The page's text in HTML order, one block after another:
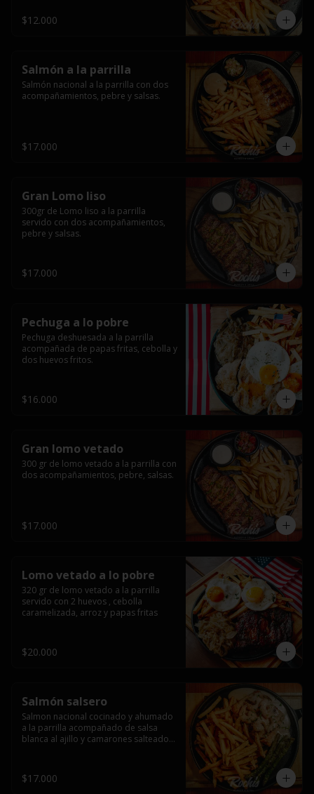
$12.000
Salmón a la parrilla
Salmón nacional a la parrilla con dos
acompañamientos, pebre y salsas.
$17.000
Gran Lomo liso
300gr de Lomo liso a la parrilla
servido con dos acompañamientos,
pebre y salsas.
$17.000
Pechuga a lo pobre
Pechuga deshuesada a la parrilla
acompañada de papas fritas, cebolla y
dos huevos fritos.
$16.000
Gran lomo vetado
300 gr de lomo vetado a la parrilla con
dos acompañamientos, pebre, salsas.
$17.000
Lomo vetado a lo pobre
320 gr de lomo vetado a la parrilla
servido con 2 huevos , cebolla
caramelizada, arroz y papas fritas
$20.000
Salmón salsero
Salmon nacional cocinado y ahumado
a la parrilla acompañado de salsa
blanca al ajillo y camarones salteados,
$17.000